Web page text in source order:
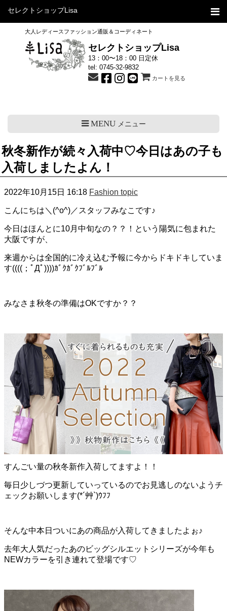
セレクトショップLisa
大人レディースファッション通販＆コーディネート
セレクトショップLisa
13：00〜18：00 日定休
tel: 0745-32-9832
カートを見る
MENUメニュー
秋冬新作が続々入荷中♡今日はあの子も
入荷しましたよん！
2022年10月15日 16:18 Fashion topic
こんにちは＼(^o^)／スタッフみなこです♪
今日はほんとに10月中旬なの？？！という陽気に包まれた
大阪ですが、
来週からは全国的に冷え込む予報に今からドキドキしていま
す((((；ﾟДﾟ))))ｶﾞｸｶﾞｸﾌﾞﾙﾌﾞﾙ
みなさま秋冬の準備はOKですか？？
すんごい量の秋冬新作入荷してますよ！！
毎日少しづつ更新していっているのでお見逃しのないようチ
ェックお願いします(*´艸`)ｳﾌﾌ
そんな中本日ついにあの商品が入荷してきましたよぉ♪
去年大人気だったあのビッグシルエットシリーズが今年も
NEWカラーを引き連れて登場です♡